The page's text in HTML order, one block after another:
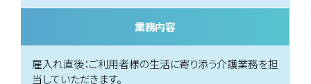
業務内容
雇入れ直後：ご利用者様の生活に寄り添う介護業務を担
当していただきます。